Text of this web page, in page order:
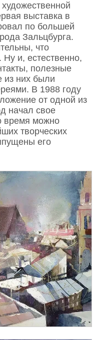
выставка в
по большей
Зальцбурга.
что
и, естественно,
полезные
из них были
В 1988 году
от одной из
начал свое
время можно
творческих
его